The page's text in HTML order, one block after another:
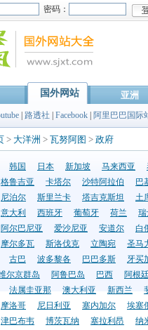
密码：
国外网站 亚洲
路透社 Facebook 阿里巴巴国际
> 大洋洲 > 瓦努阿图 > 政府
韩国 日本 新加坡 马来西亚
格鲁吉亚 卡塔尔 沙特阿拉伯 巴
尼泊尔 斯里兰卡 塔吉克斯坦 土
意大利 西班牙 葡萄牙 荷兰
阿尔巴尼亚 爱沙尼亚 安道尔 白
摩尔多瓦 斯洛伐克 立陶宛 圣马
古巴 波多黎各 巴巴多斯 牙买
尔京群岛
阿鲁巴岛 巴西 阿根廷
法属圭亚那 澳大利亚 新西兰
摩洛哥 尼日利亚 塞内加尔 埃塞
津巴布韦 博茨瓦纳 塞拉利昂 纳